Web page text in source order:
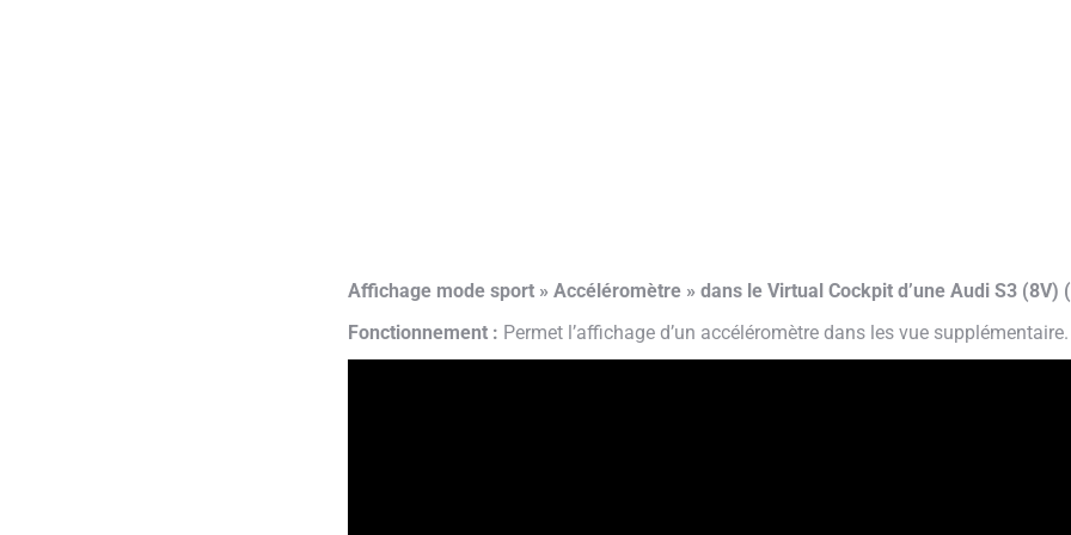
Affichage mode sport » Accéléromètre » dans le Virtual Cockpit d’une Audi S3 (8V)
Fonctionnement : Permet l’affichage d’un accéléromètre dans les vue supplémentaire.